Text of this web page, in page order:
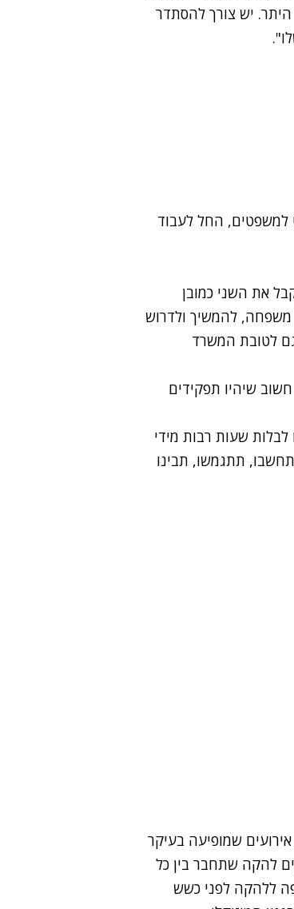
יש צורך להסתדר
למשפטים, החל לעבוד
את השני כמובן
משפחה, להמשיך ולדרוש
לטובת המשרד
שיהיו תפקידים
שעות רבות מידי
תתגמשו, תבינו
שמופיעה בעיקר
31 שנים מתוך רצון להקים להקה שתחבר בין כל
ללהקה לפני כשש